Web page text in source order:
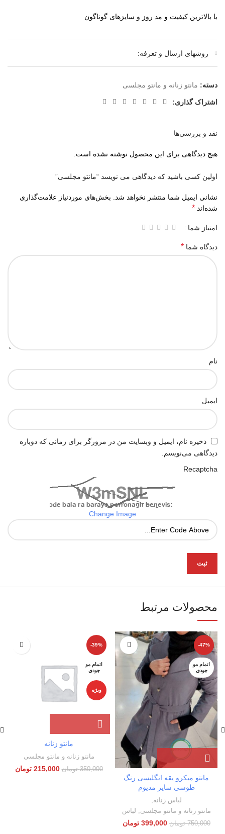
با بالاترین کیفیت و مد روز و سایزهای گوناگون
روشهای ارسال و تعرفه:
دسته: مانتو زنانه و مانتو مجلسی
اشتراک گذاری:
نقد و بررسی‌ها
هیچ دیدگاهی برای این محصول نوشته نشده است.
اولین کسی باشید که دیدگاهی می نویسد “مانتو مجلسی”
نشانی ایمیل شما منتشر نخواهد شد.
بخش‌های موردنیاز علامت‌گذاری
شده‌اند *
امتیاز شما
دیدگاه شما *
نام
ایمیل
ذخیره نام، ایمیل و وبسایت من در مرورگر برای زمانی که دوباره
دیدگاهی می‌نویسم.
Recaptcha
Change Image
محصولات مرتبط
-47%
اتمام مو
جودی
مانتو میکرو یقه انگلیسی رنگ
طوسی سایز مدیوم
لباس زنانه
مانتو زنانه و مانتو مجلسی
لباس
750,000 تومان 399,000 تومان
-39%
اتمام مو
جودی
ویژه
مانتو زنانه
مانتو زنانه و مانتو مجلسی
350,000 تومان 215,000 تومان